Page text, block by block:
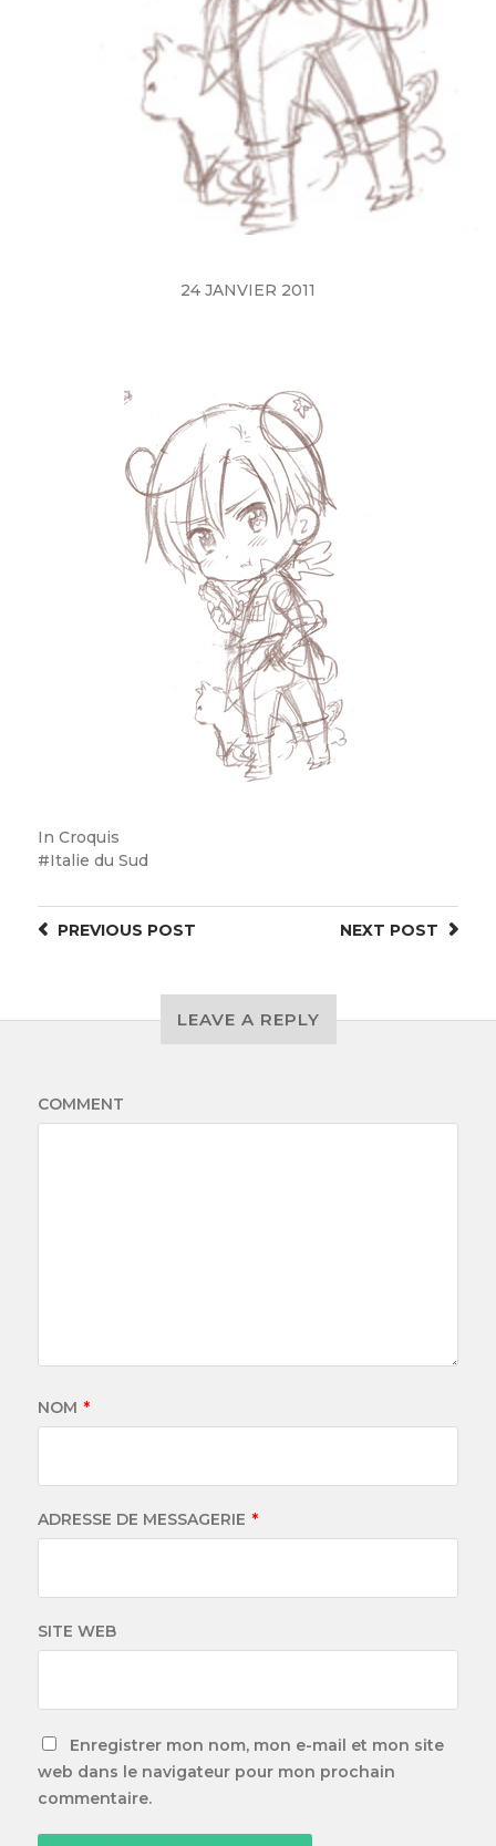
24 JANVIER 2011
In Croquis
Italie du Sud
NEXT POST
PREVIOUS POST
LEAVE A REPLY
COMMENT
NOM *
ADRESSE DE MESSAGERIE *
SITE WEB
Enregistrer mon nom, mon e-mail et mon site
web dans le navigateur pour mon prochain
commentaire.